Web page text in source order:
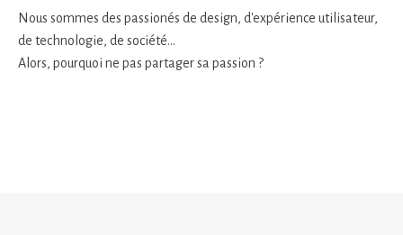
Nous sommes des passionés de design, d'expérience utilisateur,
de technologie, de société...
Alors, pourquoi ne pas partager sa passion ?